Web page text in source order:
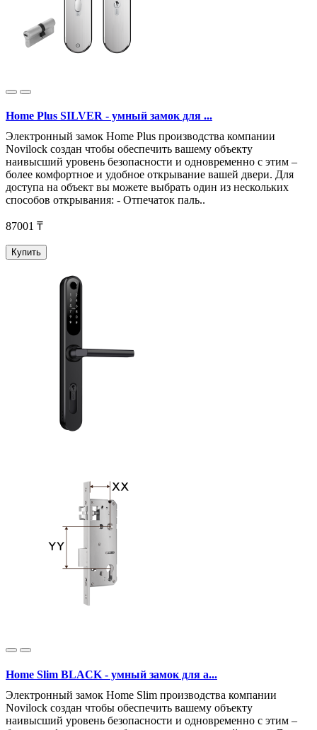
Home Plus SILVER - умный замок для ...
Электронный замок Home Plus производства компании
Novilock создан чтобы обеспечить вашему объекту
наивысший уровень безопасности и одновременно с этим –
более комфортное и удобное открывание вашей двери. Для
доступа на объект вы можете выбрать один из нескольких
способов открывания: - Отпечаток паль..
87001 ₸
Купить
Home Slim BLACK - умный замок для а...
Электронный замок Home Slim производства компании
Novilock создан чтобы обеспечить вашему объекту
наивысший уровень безопасности и одновременно с этим –